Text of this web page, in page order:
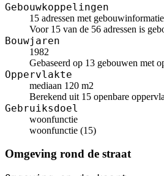
Gebouwkoppelingen
15 adressen met gebouwinformatie
Voor 15 van de 56 adressen is
Bouwjaren
1982
Gebaseerd op 13 gebouwen met
Oppervlakte
mediaan 120 m2
Berekend uit 15 openbare
Gebruiksdoel
woonfunctie
woonfunctie (15)
Omgeving rond de straat